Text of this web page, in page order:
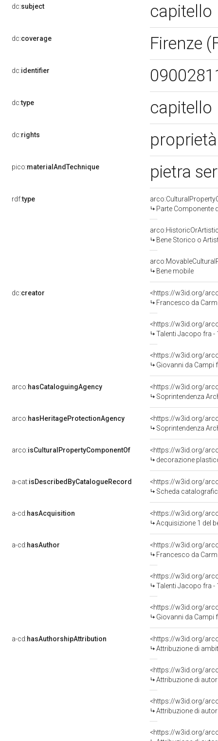
dc:subject capitello
dc:coverage Firenze
dc:identifier
dc:type capitello
dc:rights
pico:materialAndTechnique pietra
rdf:type
Parte Componente
Bene Storico o
Bene mobile
dc:creator
<https://w3id.org/
Francesco da
<https://w3id.org/
Talenti Jacopo fra -
<https://w3id.org/
Giovanni da Campi
arco:hasCataloguingAgency
<https://w3id.org/
Soprintendenza
arco:hasHeritageProtectionAgency
<https://w3id.org/
Soprintendenza
arco:isCulturalPropertyComponentOf
<https://w3id.org/
decorazione plastico-
a-cat:isDescribedByCatalogueRecord
<https://w3id.org/
Scheda
a-cd:hasAcquisition
<https://w3id.org/
Acquisizione 1 del
a-cd:hasAuthor
<https://w3id.org/
Francesco da
<https://w3id.org/
Talenti Jacopo fra -
<https://w3id.org/
Giovanni da Campi
a-cd:hasAuthorshipAttribution
Attribuzione di
<https://w3id.org/
Attribuzione di
<https://w3id.org/
Attribuzione di
<https://w3id.org/